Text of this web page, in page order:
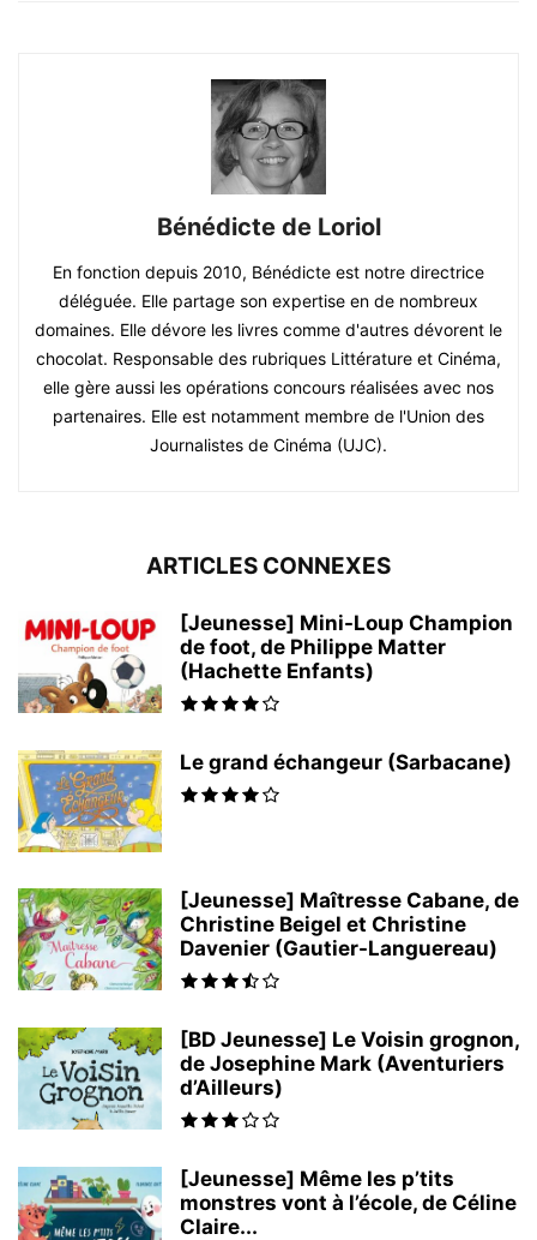
Bénédicte de Loriol
En fonction depuis 2010, Bénédicte est notre directrice
déléguée. Elle partage son expertise en de nombreux
domaines. Elle dévore les livres comme d'autres dévorent le
chocolat. Responsable des rubriques Littérature et Cinéma,
elle gère aussi les opérations concours réalisées avec nos
partenaires. Elle est notamment membre de l'Union des
Journalistes de Cinéma (UJC).
ARTICLES CONNEXES
[Jeunesse] Mini-Loup Champion
de foot, de Philippe Matter
(Hachette Enfants)
Le grand échangeur (Sarbacane)
[Jeunesse] Maîtresse Cabane, de
Christine Beigel et Christine
Davenier (Gautier-Languereau)
[BD Jeunesse] Le Voisin grognon,
de Josephine Mark (Aventuriers
d’Ailleurs)
[Jeunesse] Même les p’tits
monstres vont à l’école, de Céline
Claire...